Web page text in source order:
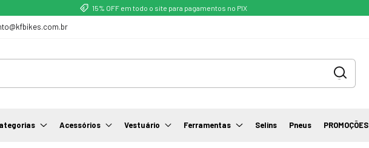
15% OFF em todo o site para pagamentos no PIX
Acessórios Vestuário Ferramentas Selins Pneus PROMOÇÕES